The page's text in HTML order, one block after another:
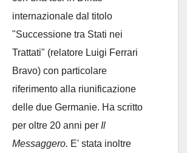
internazionale dal titolo
"Successione tra Stati nei
Trattati" (relatore Luigi Ferrari
Bravo) con particolare
riferimento alla riunificazione
delle due Germanie. Ha scritto
per oltre 20 anni per Il
Messaggero. E' stata inoltre